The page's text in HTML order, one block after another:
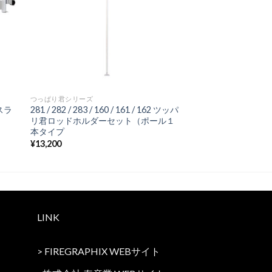
ラ
つっぱり君シリーズ
281 / 282 / 283 / 160 / 161 / 162 ツッパ
リ君ロッドホルダーセット（ポール１
本タイプ
¥13,200
LINK
> FIREGRAPHIX WEBサイト